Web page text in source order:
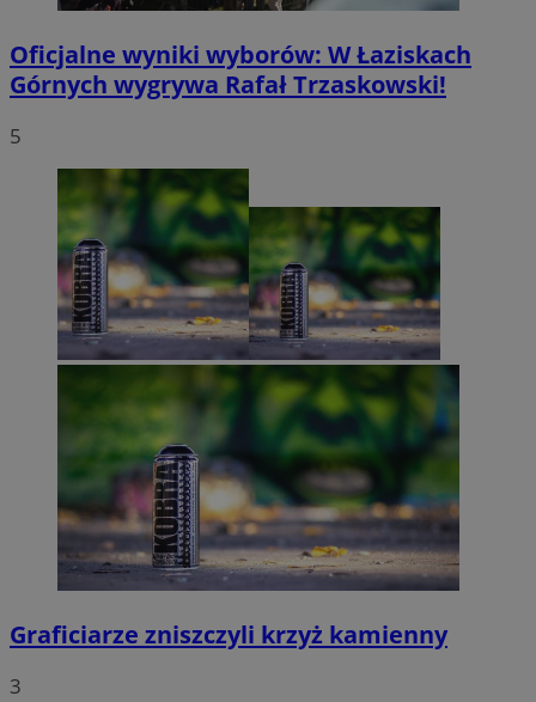
Oficjalne wyniki wyborów: W Łaziskach
Górnych wygrywa Rafał Trzaskowski!
5
Graficiarze zniszczyli krzyż kamienny
3